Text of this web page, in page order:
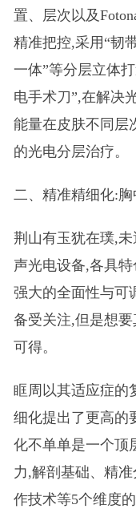
置、层次以及
精准把控,采用“韧
一体”等分层立体
电手术刀”,在解决
能量在皮肤不同层
的光电分层治疗。
二、精准精细化:
荆山有玉犹在璞,
声光电设备,各具
强大的全面性与可
备受关注,但是想
可得。
眶周以其适应症的
细化提出了更高的
化不单单是一个顶
力,解剖基础、精
作技术等5个维度